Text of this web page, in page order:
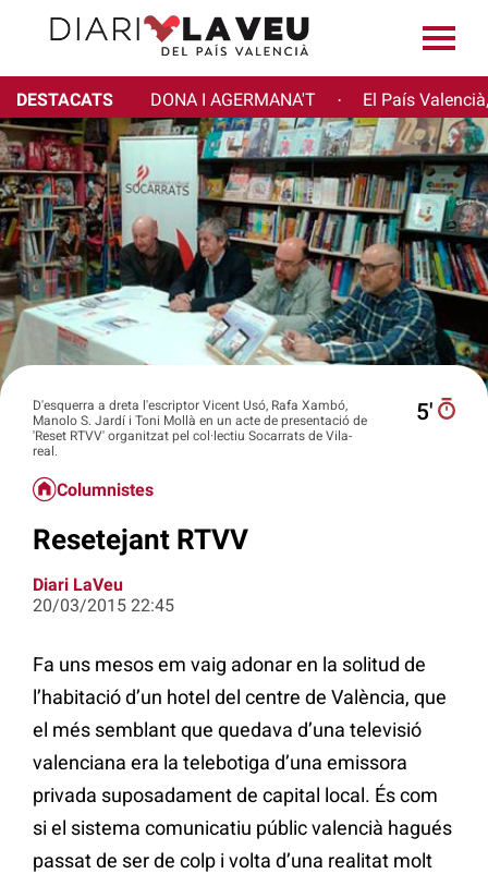
DESTACATS DONA I AGERMANA'T · El País
D'esquerra a dreta l'escriptor Vicent Usó, Rafa Xambó,
Manolo S. Jardí i Toni Mollà en un acte de presentació de
'Reset RTVV' organitzat pel col·lectiu Socarrats de Vila-
real.
5′
Columnistes
Resetejant RTVV
Diari LaVeu
20/03/2015 22:45
Fa uns mesos em vaig adonar en la solitud de
l’habitació d’un hotel del centre de València, que
el més semblant que quedava d’una televisió
valenciana era la telebotiga d’una emissora
privada suposadament de capital local. És com
si el sistema comunicatiu públic valencià hagués
passat de ser de colp i volta d’una realitat molt